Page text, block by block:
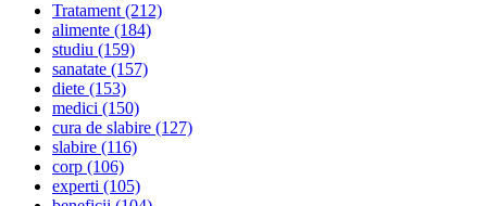
Tratament(212)
alimente (184)
studiu (159)
sanatate (157)
diete (153)
medici (150)
cura de slabire (127)
slabire (116)
corp (106)
experti (105)